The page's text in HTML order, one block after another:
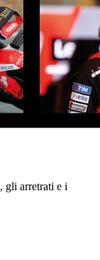
, gli arretrati e i